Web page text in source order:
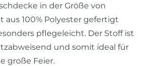
in der Größe von
aus 100% Polyester gefertigt
pflegeleicht. Der Stoff ist
und somit ideal für
große Feier.